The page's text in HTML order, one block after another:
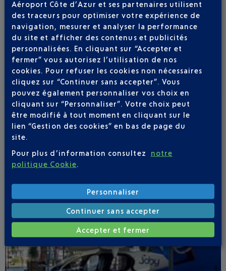
Publiéle 13-07-26
ÉTÉ BOHÊME À L'AÉROPORT NICE CÔTE
D'AZUR
Du 23 juillet au 6 septembre, Il y a comme un air de
vacances dans votre aéroport.
Aéroport Côte d’Azur et ses partenaires utilisent
des traceurs pour optimiser votre expérience de
navigation, mesurer et analyser la performance
du site et afficher des contenus et publicités
personnalisées. En cliquant sur “Accepter et
fermer” vous autorisez l’utilisation de nos
cookies. Pour refuser les cookies non nécessaires
cliquez sur “Continuer sans accepter”. Vous
pouvez également personnaliser vos choix en
cliquant sur “Personnaliser”. Votre choix peut
être modifié à tout moment en cliquant sur le
lien “Gestion des cookies” en bas de page du
site.
Pour plus d’information consultez
notre
politique Cookie.
Personnaliser
Continuer sans accepter
Accepter et fermer